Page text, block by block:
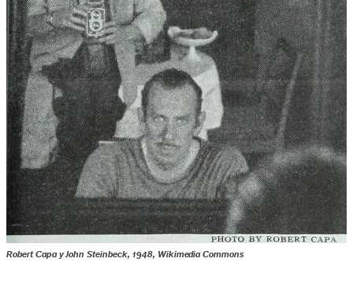
Robert Capa y John Steinbeck, 1948, Wikimedia Commons